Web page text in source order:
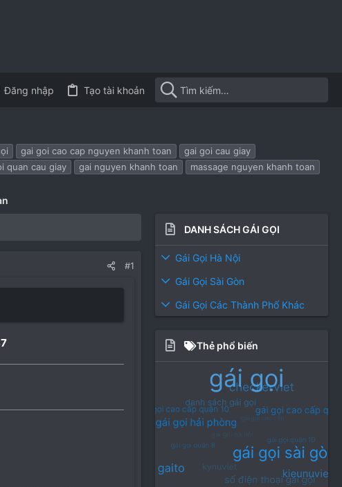
Đăng nhập Tạo tài khoản
gai goi cao cap nguyen khanh toan
gai goi cau giay
quan cau giay gai nguyen khanh toan massage nguyen khanh toan
#1
DANH SÁCH GÁI GỌI
Gái Gọi Hà Nội
Gái Gọi Sài Gòn
Gái Gọi Các Thành Phố Khác
Thẻ phổ biến